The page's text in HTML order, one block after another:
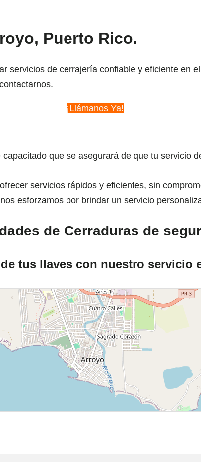
Puerto Rico.
servicios de cerrajería confiable y eficiente en
¡Llámanos Ya!
que se asegurará de que tu servicio
servicios rápidos y eficientes, sin
esforzamos por brindar un servicio
de Cerraduras de
tus llaves con nuestro servicio